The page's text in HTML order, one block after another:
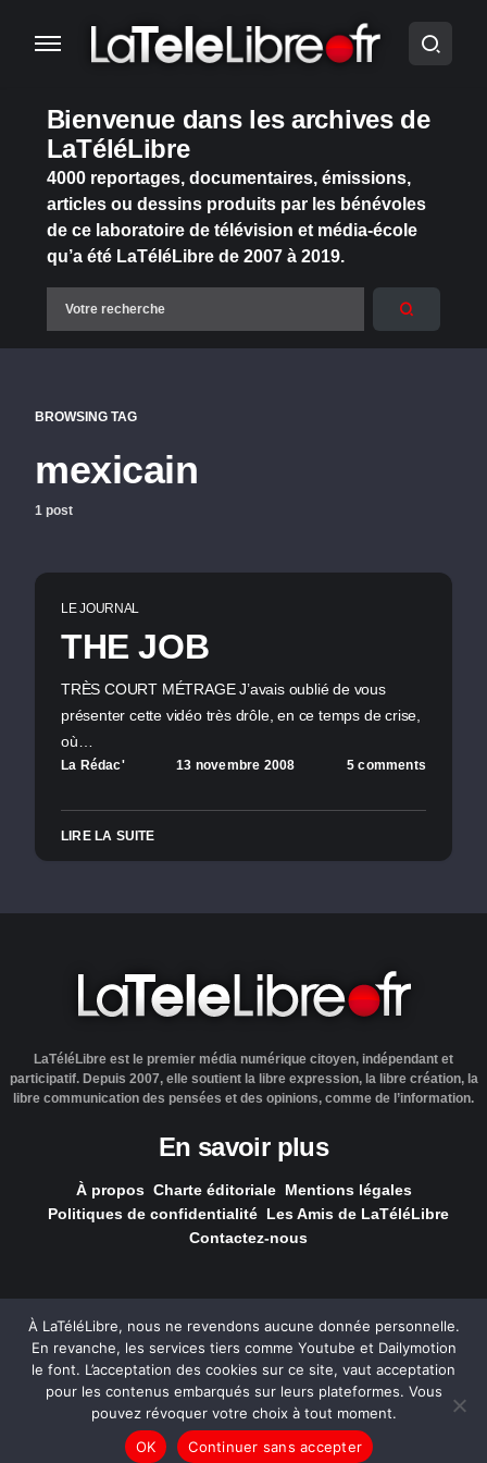
Bienvenue dans les archives de
LaTéléLibre
4000 reportages, documentaires, émissions,
articles ou dessins produits par les bénévoles
de ce laboratoire de télévision et média-école
qu’a été LaTéléLibre de 2007 à 2019.
BROWSING TAG
mexicain
1 post
LE JOURNAL
THE JOB
TRÈS COURT MÉTRAGE J’avais oublié de vous
présenter cette vidéo très drôle, en ce temps de crise,
où…
La Rédac' 13 novembre 2008 5 comments
LIRE LA SUITE
LaTéléLibre est le premier média numérique citoyen, indépendant et
participatif. Depuis 2007, elle soutient la libre expression, la libre création, la
libre communication des pensées et des opinions, comme de l’information.
En savoir plus
À propos Charte éditoriale Mentions légales
Politiques de confidentialité Les Amis de LaTéléLibre
Contactez-nous
LaTéléLibre.fr, ce site a été réalisé par l'agenceNOUS, Ouvert,
Utile & Simple
— Tous les contenus, sauf exception signalée, sont
sous licence Creative Commons .
À LaTéléLibre, nous ne revendons aucune donnée personnelle.
En revanche, les services tiers comme Youtube et Dailymotion
le font. L’acceptation des cookies sur ce site, vaut acceptation
pour les contenus embarqués sur leurs plateformes. Vous
pouvez révoquer votre choix à tout moment.
OK
Continuer sans accepter